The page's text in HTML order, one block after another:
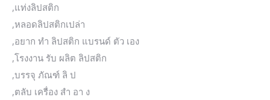
,แท่งลิปสติก
,หลอดลิปสติกเปล่า
,อยาก ทำ ลิปสติก แบรนด์ ตัว เอง
,โรงงาน รับ ผลิต ลิปสติก
,บรรจุ ภัณฑ์ ลิ ป
,ตลับ เครื่อง สํา อา ง